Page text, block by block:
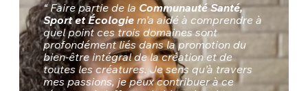
“ Faire partie de la Communauté Santé,
Sport et Écologie m’a aidé à comprendre à
quel point ces trois domaines sont
profondément liés dans la promotion du
bien-être intégral de la création et de
toutes les créatures. Je sens qu’à travers
mes passions, je peux contribuer à ce